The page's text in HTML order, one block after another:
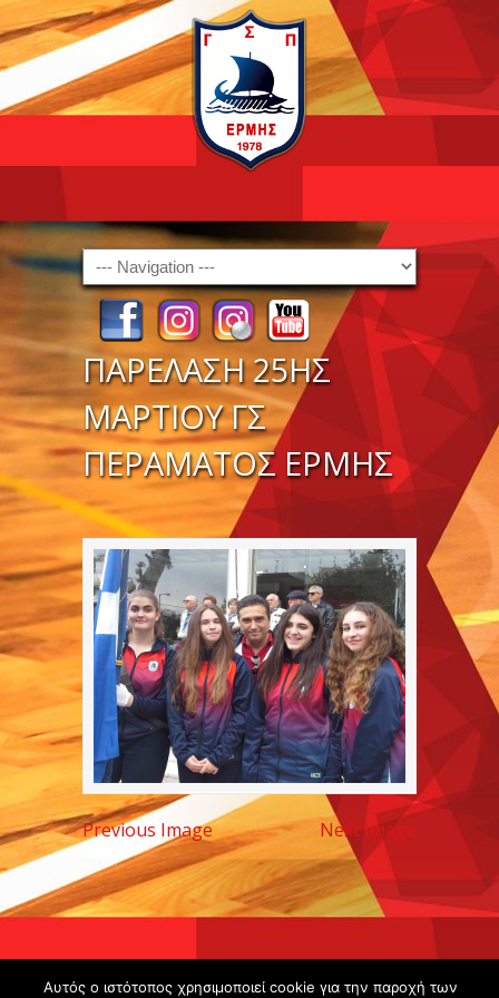
Navigation
ΠΑΡΕΛΑΣΗ 25ΗΣ
ΜΑΡΤΙΟΥ ΓΣ
ΠΕΡΑΜΑΤΟΣ ΕΡΜΗΣ
Previous Image Next Image
Copyright ©
Αυτός ο ιστότοπος χρησιμοποιεί cookie για την παροχή των